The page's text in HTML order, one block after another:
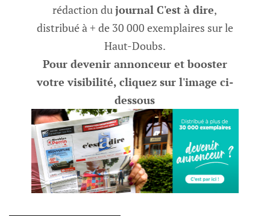
rédaction dujournal C'est à dire,
distribué à + de 30 000 exemplaires sur le
Haut-Doubs.
Pour devenir annonceur et booster
votre visibilité, cliquez sur l'image ci-
dessous